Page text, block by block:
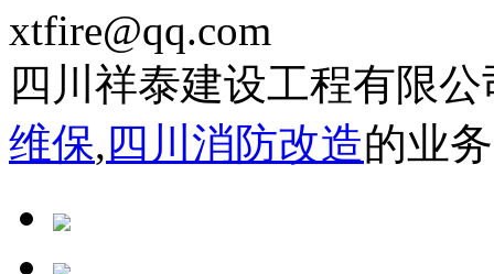
xtfire@qq.com
四川祥泰建设工程有限
维保, 四川消防改造的业